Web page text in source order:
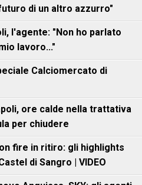
di un altro azzurro"
l'agente: "Non ho parlato
lavoro..."
Calciomercato di
ore calde nella trattativa
per chiudere
fire in ritiro: gli highlights
di Sangro | VIDEO